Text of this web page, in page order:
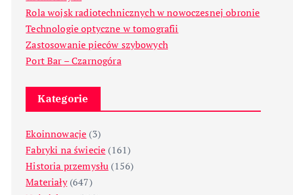
Rola wojsk radiotechnicznych w nowoczesnej obronie
Technologie optyczne w tomografii
Zastosowanie pieców szybowych
Port Bar – Czarnogóra
Kategorie
Ekoinnowacje (3)
Fabryki na świecie (161)
Historia przemysłu (156)
Materiały(647)